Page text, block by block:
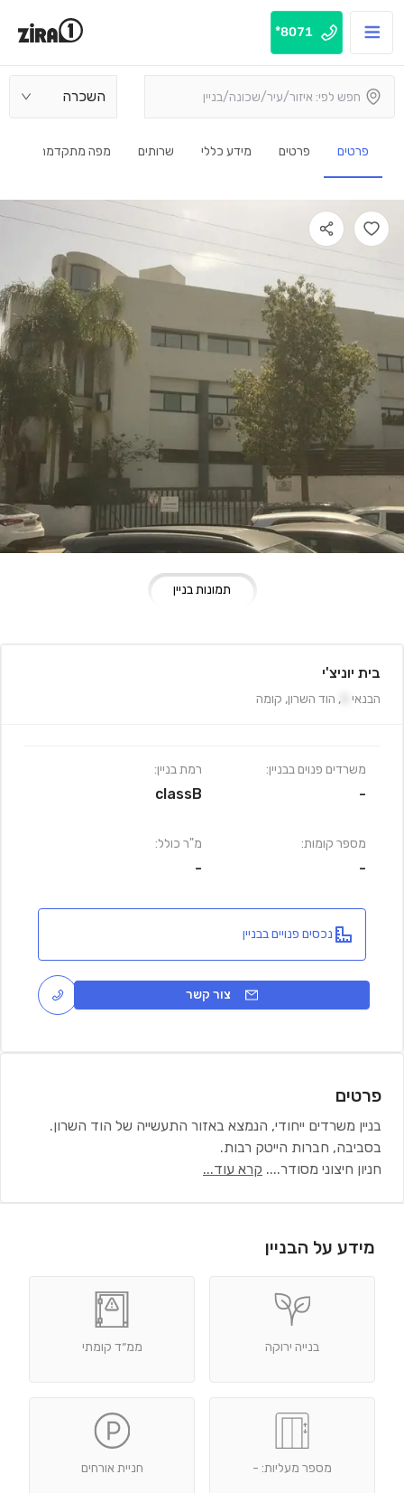
8071*
השכרה
פרטים פרטים מידע כללי שרותים מפה מתקדמת
תמונות בניין
בית יוניצ'י
הבנאי , הוד השרון, קומה
משרדים פנוים בבניין:
-
מספר קומות:
-
רמת בניין:
classB
מ"ר כולל:
-
נכסים פנויים בבניין
צור קשר
פרטים
בניין משרדים ייחודי, הנמצא באזור התעשייה של הוד השרון.
בסביבה, חברות הייטק רבות.
חניון חיצוני מסודר.... קרא עוד...
מידע על הבניין
בנייה ירוקה ממ״ד קומתי
מספר מעליות: - חניית אורחים